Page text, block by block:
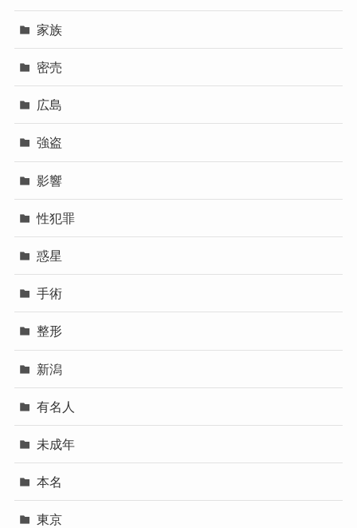
家族
密売
広島
強盗
影響
性犯罪
惑星
手術
整形
新潟
有名人
未成年
本名
東京